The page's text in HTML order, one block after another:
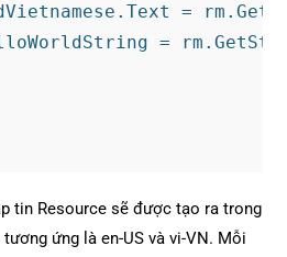
=
=
tin Resource sẽ được tạo ra trong
ứng là en-US và vi-VN. Mỗi